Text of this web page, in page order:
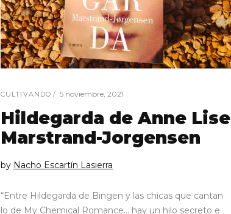
CULTIVANDO 5 noviembre, 2021
Hildegarda de Anne Lise
Marstrand-Jorgensen
by Nacho Escartín Lasierra
“Entre Hildegarda de Bingen y las chicas que cantan
lo de My Chemical Romance… hay un hilo secreto e